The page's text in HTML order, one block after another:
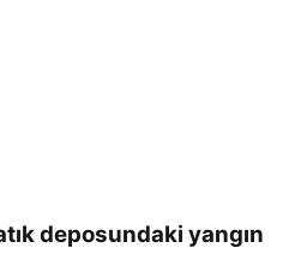
deposundaki yangın